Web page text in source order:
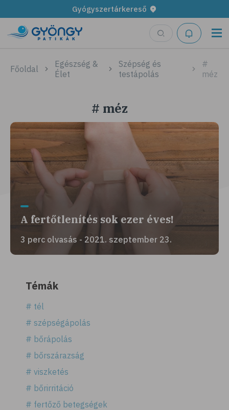
Gyógyszertárkereső
Főoldal
Egészség &
Élet
Szépség és
testápolás
#
méz
# méz
A fertőtlenítés sok ezer éves!
3 perc olvasás - 2021. szeptember 23.
Témák
# tél
# szépségápolás
# bőrápolás
# bőrszárazság
# viszketés
# bőrirritáció
# fertőző betegségek